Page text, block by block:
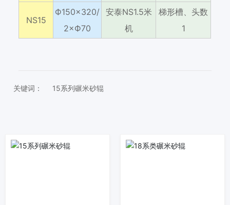
NS15
Ф150×320/
2×Ф70
安泰NS1.5米
机
梯形槽、头数
1
关键词： 15系列碾米砂辊